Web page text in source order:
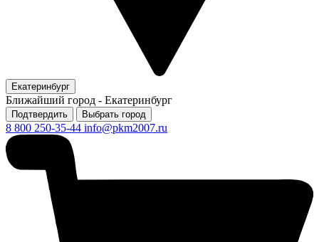
Екатеринбург
Ближайший город - Екатеринбург
Подтвердить Выбрать город
8 800 250-35-44 info@pkm2007.ru